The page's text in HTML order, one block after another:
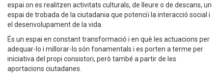
espai on es realitzen activitats culturals, de lleure o de descans, un
espai de trobada de la ciutadania que potenciï la interacció social i
el desenvolupament de la vida.
És un espai en constant transformació i en què les actuacions per
adequar-lo i millorar-lo són fonamentals i es porten a terme per
iniciativa del propi consistori, però també a partir de les
aportacions ciutadanes.